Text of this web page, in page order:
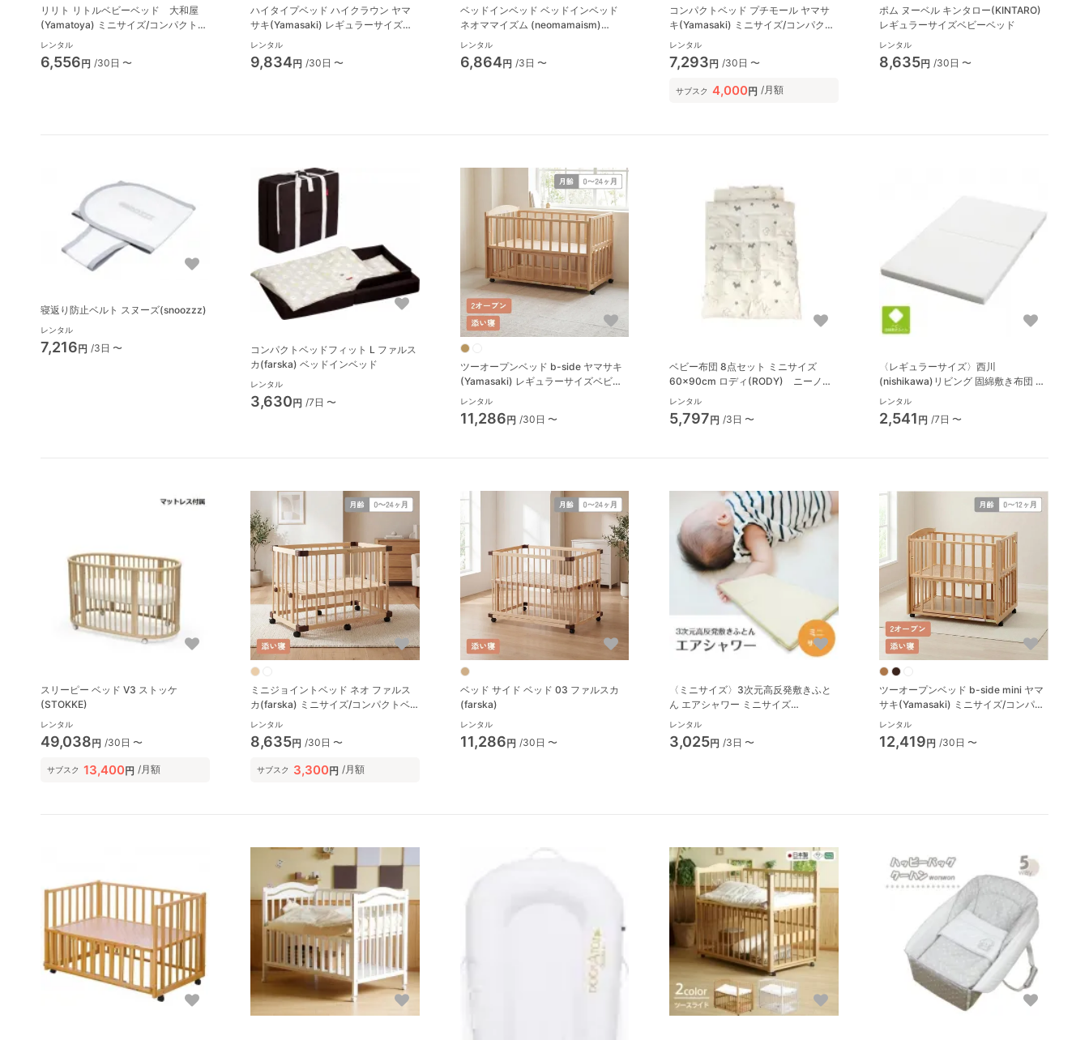
リリト リトルベビーベッド 大和屋
(Yamatoya) ミニサイズ/コンパクトベ
ビーベッド
レンタル
6,556円 /30日 〜
ハイタイプベッド ハイクラウン ヤマ
サキ(Yamasaki) レギュラーサイズベ
ビーベッド
レンタル
9,834円 /30日 〜
ベッドインベッド ベッドインベッド
ネオママイズム (neomamaism)
R003
レンタル
6,864円 /3日 〜
コンパクトベッド プチモール ヤマサ
キ(Yamasaki) ミニサイズ/コンパクト
ベビーベッド
レンタル
7,293円 /30日 〜
サブスク 4,000円 /月額
ポム ヌーベル キンタロー(KINTARO)
レギュラーサイズベビーベッド
レンタル
8,635円 /30日 〜
寝返り防止ベルト スヌーズ(snoozzz)
レンタル
7,216円 /3日 〜
コンパクトベッドフィット L ファルス
カ(farska) ベッドインベッド
レンタル
3,630円 /7日 〜
ツーオープンベッド b-side ヤマサキ
(Yamasaki) レギュラーサイズベビー
ベッド
レンタル
11,286円 /30日 〜
ベビー布団 8点セット ミニサイズ
60×90cm ロディ(RODY) ニーノニ
ーノ Rody nino nino マットレス・布
レンタル
5,797円 /3日 〜
〈レギュラーサイズ〉西川
(nishikawa)リビング 固綿敷き布団 マ
ットレス・布団 70cm×120cm
レンタル
2,541 円 /7日 〜
スリーピー ベッド V3 ストッケ
(STOKKE)
レンタル
49,038円 /30日 〜
サブスク 13,400円 /月額
ミニジョイントベッド ネオ ファルス
カ(farska) ミニサイズ/コンパクトベ
ビーベッド
レンタル
8,635円 /30日 〜
サブスク 3,300円 /月額
ベッド サイド ベッド 03 ファルスカ
(farska)
レンタル
11,286円 /30日 〜
〈ミニサイズ〉3次元高反発敷きふと
ん エアシャワー ミニサイズ
(60×90cm) マットレス・布団 竹元産
興
レンタル
3,025円 /3日 〜
ツーオープンベッド b-side mini ヤマ
サキ(Yamasaki) ミニサイズ/コンパク
トベビーベッド
レンタル
12,419円 /30日 〜